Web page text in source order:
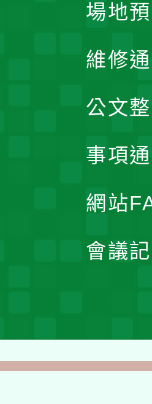
場地
維修
公文
事項
網站
會議